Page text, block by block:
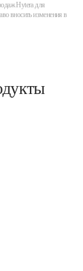
Hytera для
вносить изменения в